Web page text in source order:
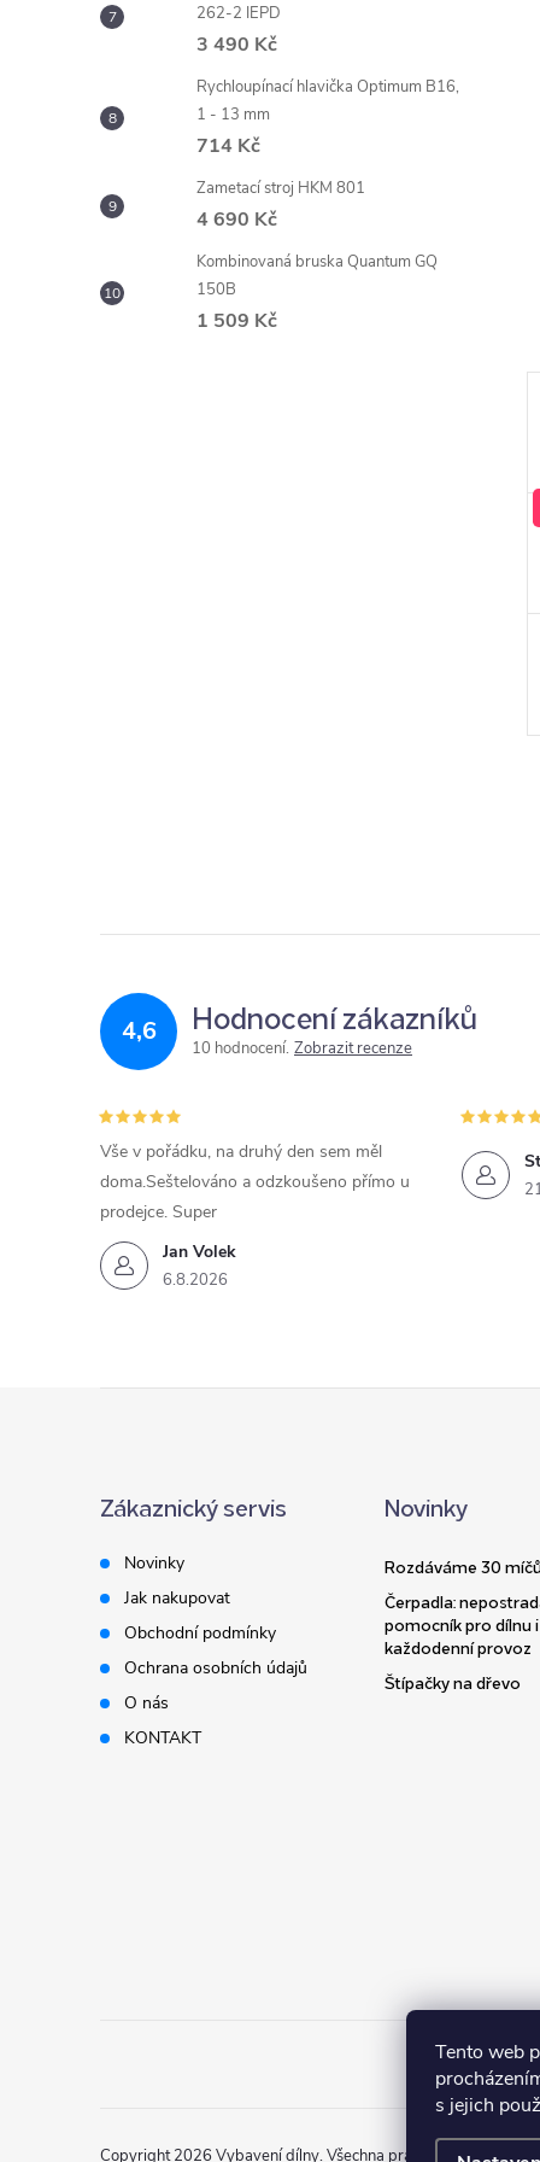
Tento web
s jejich
262-2 IEPD
3 490 Kč
Rychloupínací hlavička Optimum B16,
1 - 13 mm
714 Kč
Zametací stroj HKM 801
4 690 Kč
Kombinovaná bruska Quantum GQ
150B
1 509 Kč
4,6 Hodnocení zákazníků
10 hodnocení Zobrazit recenze
Jan Volek
6.8.2026
Vše v pořádku, na druhý den sem měl
doma.Seštelováno a odzkoušeno přímo u
prodejce. Super
Zákaznický servis
Novinky
Jak nakupovat
Obchodní podmínky
Ochrana osobních údajů
O nás
KONTAKT
Novinky
Rozdáváme 30
Čerpadla:
pomocník pro dílnu i
každodenní provoz
Štípačky na dřevo
Copyright 2026 Vybavení dílny. Všechna práva vyhrazena.